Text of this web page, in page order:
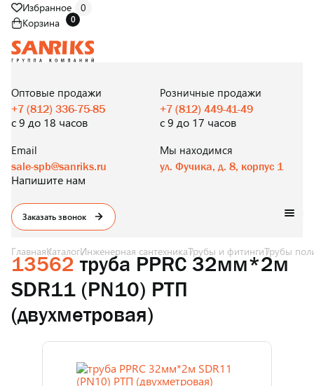
Избранное
0
Корзина
0
И В РОЗНИЦУ
Оптовые продажи
+7 (812) 336-75-85
с 9 до 18 часов
Розничные продажи
+7 (812) 449-41-49
с 9 до 17 часов
Email
sale-spb@sanriks.ru
Напишите нам
Мы находимся
ул. Фучика, д. 8, корпус 1
Заказать звонок
ГлавнаяКаталогИнженерная сантехникаТрубы и фитингиТрубы
13562 труба PPRC 32мм*2м
SDR11 (PN10) РТП
(двухметровая)